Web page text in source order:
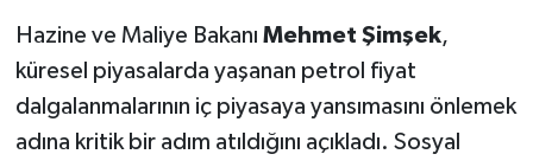
Hazine ve Maliye Bakanı Mehmet Şimşek,
küresel piyasalarda yaşanan petrol fiyat
dalgalanmalarının iç piyasaya yansımasını önlemek
adına kritik bir adım atıldığını açıkladı. Sosyal